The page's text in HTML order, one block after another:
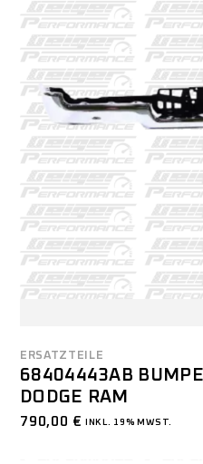
ERSATZTEILE
68404443AB
DODGE RAM
790,00 € INKL. 19% MWST.